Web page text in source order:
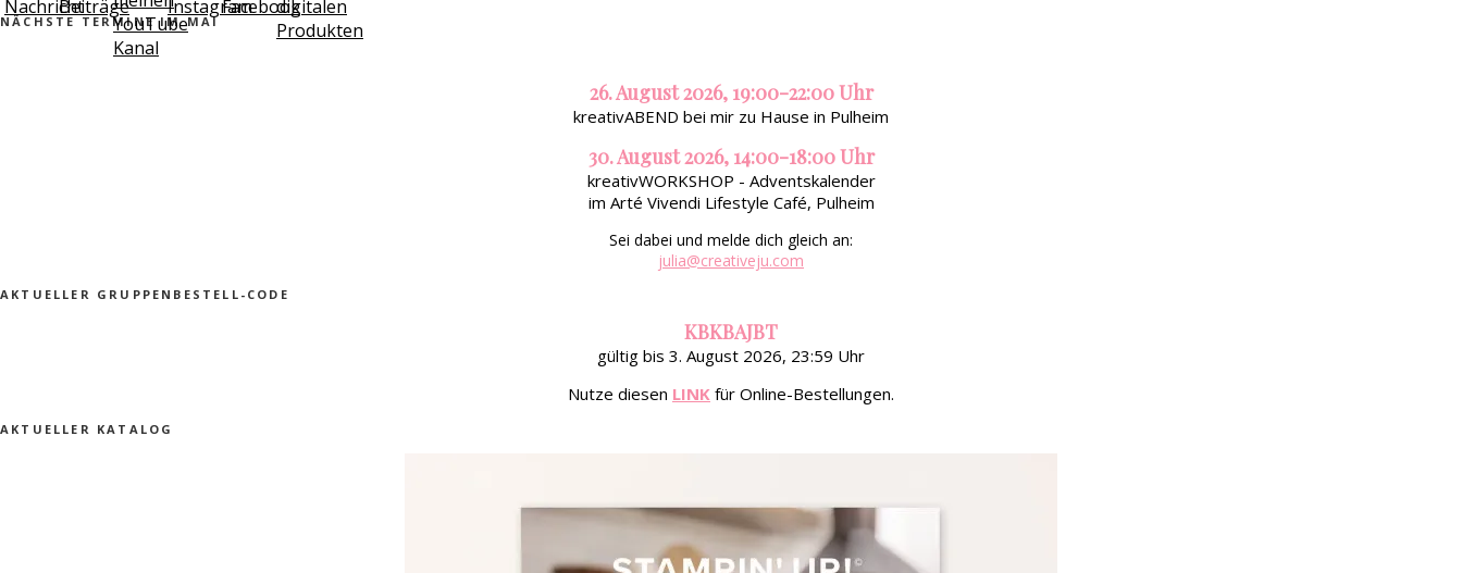
NÄCHSTE TERMINE IM MAI
26. August 2026, 19:00-22:00 Uhr
kreativABEND bei mir zu Hause in Pulheim
30. August 2026, 14:00-18:00 Uhr
kreativWORKSHOP - Adventskalender
im Arté Vivendi Lifestyle Café, Pulheim
Sei dabei und melde dich gleich an:
julia@creativeju.com
AKTUELLER GRUPPENBESTELL-CODE
KBKBAJBT
gültig bis 3. August 2026, 23:59 Uhr
Nutze diesen LINK für Online-Bestellungen.
AKTUELLER KATALOG